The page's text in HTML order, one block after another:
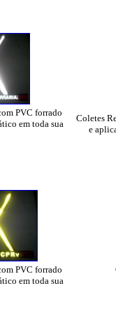
PVC forrado
em toda sua
Coletes
e
PVC forrado
em toda sua